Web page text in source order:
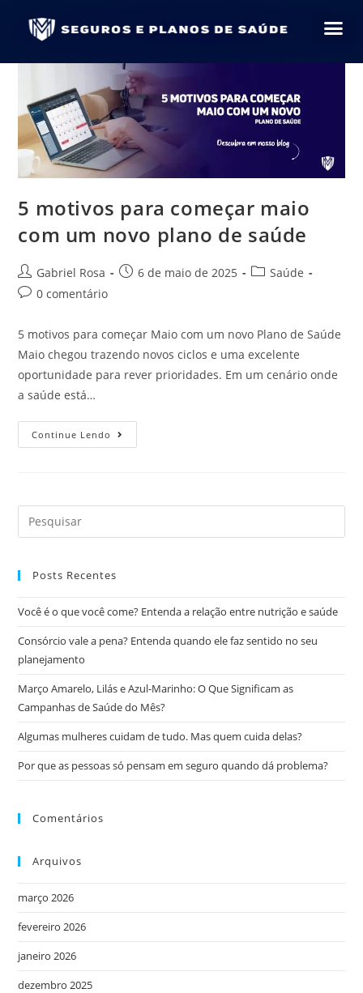
5 motivos para começar maio
com um novo plano de saúde
Gabriel Rosa 6 de maio de 2025
Saúde
0 comentário
5 motivos para começar Maio com um novo Plano de Saúde
Maio chegou trazendo novos ciclos e uma excelente
oportunidade para rever prioridades. Em um cenário onde
a saúde está…
Continue Lendo
Posts Recentes
Você é o que você come? Entenda a relação entre nutrição e saúde
Consórcio vale a pena? Entenda quando ele faz sentido no seu
planejamento
Março Amarelo, Lilás e Azul-Marinho: O Que Significam as
Campanhas de Saúde do Mês?
Algumas mulheres cuidam de tudo. Mas quem cuida delas?
Por que as pessoas só pensam em seguro quando dá problema?
Comentários
Arquivos
março 2026
fevereiro 2026
janeiro 2026
dezembro 2025